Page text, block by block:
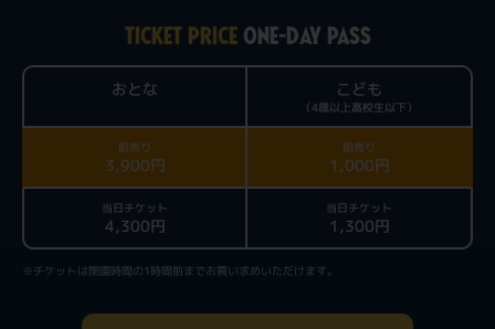
TICKET PRICEONE-DAY PASS
おとな こども
（4歳以上高校生以下）
前売り
3,900円
前売り
1,000円
当日チケット
4,300円
当日チケット
1,300円
※チケットは閉園時間の1時間前までお買い求めいただけます。